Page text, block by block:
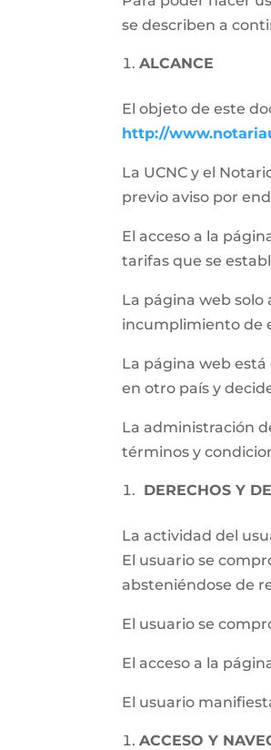
se describen a
ALCANCE
El objeto de este
http://
La UCNC y el
previo aviso por
El acceso a la
tarifas que se
La página web solo
incumplimiento de
La página web
en otro país y
La administración
términos y
DERECHOS Y
La actividad del
El usuario se
absteniéndose de
El usuario se
El acceso a la
El usuario
ACCESO Y